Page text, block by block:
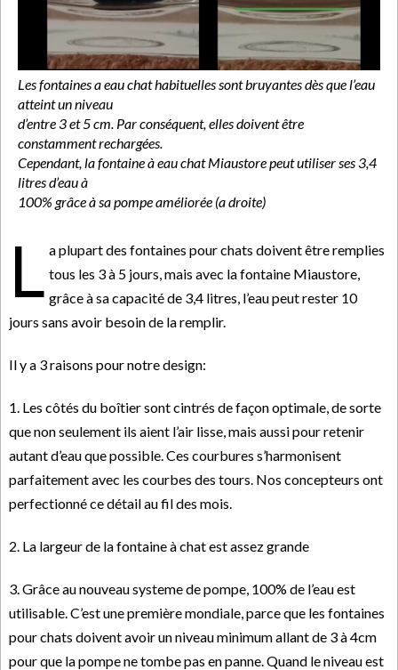
Les fontaines a eau chat habituelles sont bruyantes dès que l’eau
atteint un niveau
d’entre 3 et 5 cm. Par conséquent, elles doivent être
constamment rechargées.
Cependant, la fontaine à eau chat Miaustore peut utiliser ses 3,4
litres d’eau à
100% grâce à sa pompe améliorée (a droite)
L a plupart des fontaines pour chats doivent être remplies
tous les 3 à 5 jours, mais avec la fontaine Miaustore,
grâce à sa capacité de 3,4 litres, l’eau peut rester 10
jours sans avoir besoin de la remplir.
Il y a 3 raisons pour notre design:
1. Les côtés du boîtier sont cintrés de façon optimale, de sorte
que non seulement ils aient l’air lisse, mais aussi pour retenir
autant d’eau que possible. Ces courbures s’harmonisent
parfaitement avec les courbes des tours. Nos concepteurs ont
perfectionné ce détail au fil des mois.
2. La largeur de la fontaine à chat est assez grande
3. Grâce au nouveau systeme de pompe, 100% de l’eau est
utilisable. C’est une première mondiale, parce que les fontaines
pour chats doivent avoir un niveau minimum allant de 3 à 4cm
pour que la pompe ne tombe pas en panne. Quand le niveau est